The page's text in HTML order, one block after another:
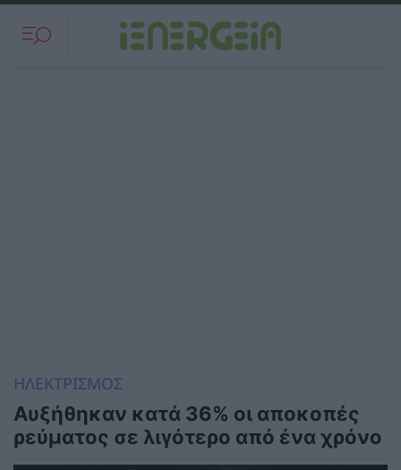
ΗΛΕΚΤΡΙΣΜΟΣ
Αυξήθηκαν κατά 36% οι αποκοπές
ρεύματος σε λιγότερο από ένα χρόνο